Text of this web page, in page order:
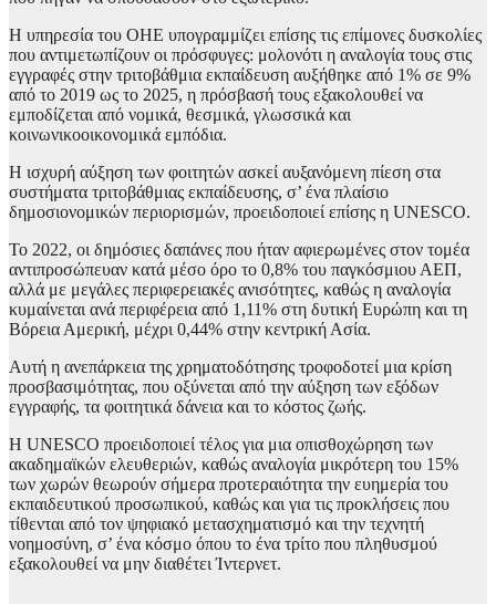
Η υπηρεσία του ΟΗΕ υπογραμμίζει επίσης τις επίμονες δυσκολίες
που αντιμετωπίζουν οι πρόσφυγες: μολονότι η αναλογία τους στις
εγγραφές στην τριτοβάθμια εκπαίδευση αυξήθηκε από 1% σε 9%
από το 2019 ως το 2025, η πρόσβασή τους εξακολουθεί να
εμποδίζεται από νομικά, θεσμικά, γλωσσικά και
κοινωνικοοικονομικά εμπόδια.
Η ισχυρή αύξηση των φοιτητών ασκεί αυξανόμενη πίεση στα
συστήματα τριτοβάθμιας εκπαίδευσης, σ’ ένα πλαίσιο
δημοσιονομικών περιορισμών, προειδοποιεί επίσης η UNESCO.
Το 2022, οι δημόσιες δαπάνες που ήταν αφιερωμένες στον τομέα
αντιπροσώπευαν κατά μέσο όρο το 0,8% του παγκόσμιου ΑΕΠ,
αλλά με μεγάλες περιφερειακές ανισότητες, καθώς η αναλογία
κυμαίνεται ανά περιφέρεια από 1,11% στη δυτική Ευρώπη και τη
Βόρεια Αμερική, μέχρι 0,44% στην κεντρική Ασία.
Αυτή η ανεπάρκεια της χρηματοδότησης τροφοδοτεί μια κρίση
προσβασιμότητας, που οξύνεται από την αύξηση των εξόδων
εγγραφής, τα φοιτητικά δάνεια και το κόστος ζωής.
Η UNESCO προειδοποιεί τέλος για μια οπισθοχώρηση των
ακαδημαϊκών ελευθεριών, καθώς αναλογία μικρότερη του 15%
των χωρών θεωρούν σήμερα προτεραιότητα την ευημερία του
εκπαιδευτικού προσωπικού, καθώς και για τις προκλήσεις που
τίθενται από τον ψηφιακό μετασχηματισμό και την τεχνητή
νοημοσύνη, σ’ ένα κόσμο όπου το ένα τρίτο που πληθυσμού
εξακολουθεί να μην διαθέτει Ίντερνετ.